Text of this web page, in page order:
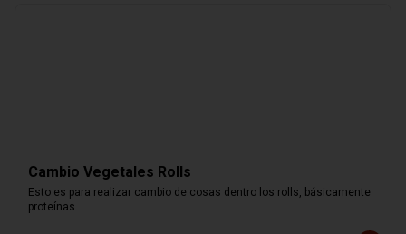
Cambio Vegetales Rolls
Esto es para realizar cambio de cosas dentro los rolls, básicamente
proteínas